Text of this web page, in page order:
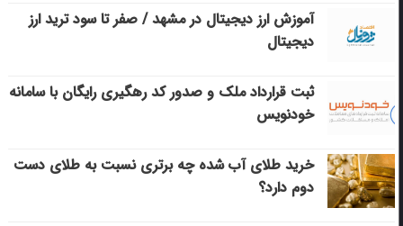
آموزش ارز دیجیتال در مشهد / صفر تا سود ترید ارز
دیجیتال
ثبت قرارداد ملک و صدور کد رهگیری رایگان با سامانه
خودنویس
خرید طلای آب شده چه برتری نسبت به طلای دست
دوم دارد؟